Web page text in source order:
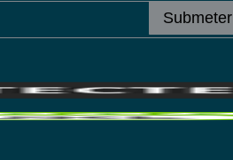
Submeter